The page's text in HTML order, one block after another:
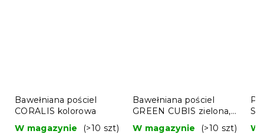
Bawełniana pościel
CORALIS kolorowa
W magazynie
(>10 szt)
Bawełniana pościel
GREEN CUBIS zielona,
100% bawełna
W magazynie (>10 szt)
W